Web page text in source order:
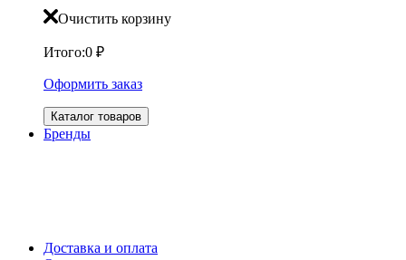
Очистить корзину
Итого:0 ₽
Оформить заказ
Каталог товаров
Бренды
Доставка и оплата